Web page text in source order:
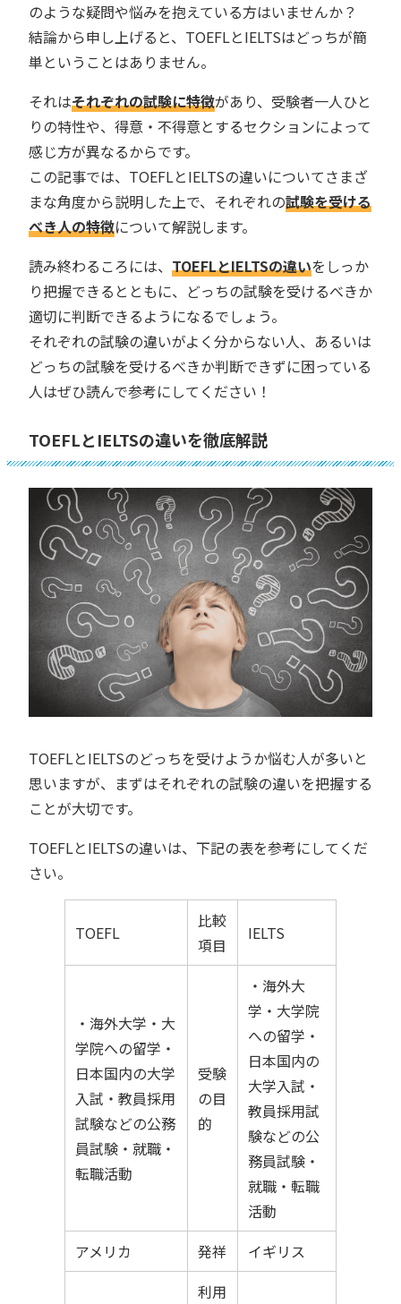
のような疑問や悩みを抱えている方はいませんか？
結論から申し上げると、TOEFLとIELTSはどっちが簡
単ということはありません。
それはそれぞれの試験に特徴があり、受験者一人ひと
りの特性や、得意・不得意とするセクションによって
感じ方が異なるからです。
この記事では、TOEFLとIELTSの違いについてさまざ
まな角度から説明した上で、それぞれの試験を受ける
べき人の特徴について解説します。
読み終わるころには、 TOEFLとIELTSの違いをしっか
り把握できるとともに、どっちの試験を受けるべきか
適切に判断できるようになるでしょう。
それぞれの試験の違いがよく分からない人、あるいは
どっちの試験を受けるべきか判断できずに困っている
人はぜひ読んで参考にしてください！
TOEFLとIELTSの違いを徹底解説
TOEFLとIELTSのどっちを受けようか悩む人が多いと
思いますが、まずはそれぞれの試験の違いを把握する
ことが大切です。
TOEFLとIELTSの違いは、下記の表を参考にしてくだ
さい。
TOEFL
比較
項目
IELTS
・海外大学・大
学院への留学・
日本国内の大学
入試・教員採用
試験などの公務
員試験・就職・
転職活動
受験
の目
的
・海外大
学・大学院
への留学・
日本国内の
大学入試・
教員採用試
験などの公
務員試験・
就職・転職
活動
アメリカ
発祥 イギリス
利用